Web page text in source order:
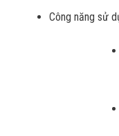
Công năng sử